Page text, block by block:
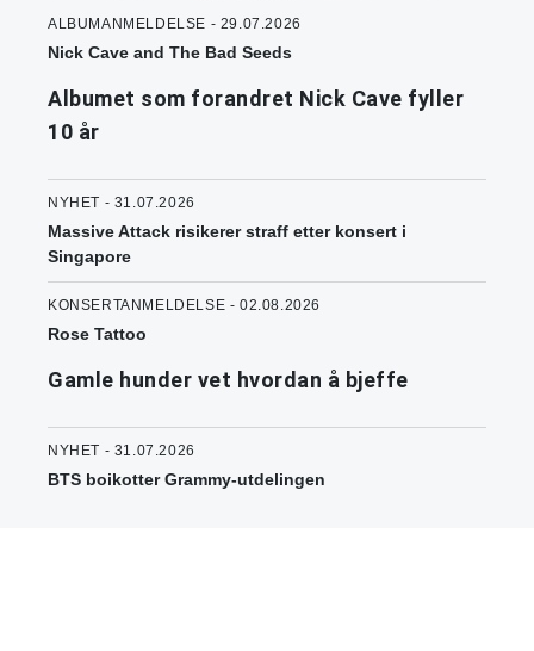
ALBUMANMELDELSE - 29.07.2026
Nick Cave and The Bad Seeds
Albumet som forandret Nick Cave fyller
10 år
NYHET - 31.07.2026
Massive Attack risikerer straff etter konsert i
Singapore
KONSERTANMELDELSE - 02.08.2026
Rose Tattoo
Gamle hunder vet hvordan å bjeffe
NYHET - 31.07.2026
BTS boikotter Grammy-utdelingen